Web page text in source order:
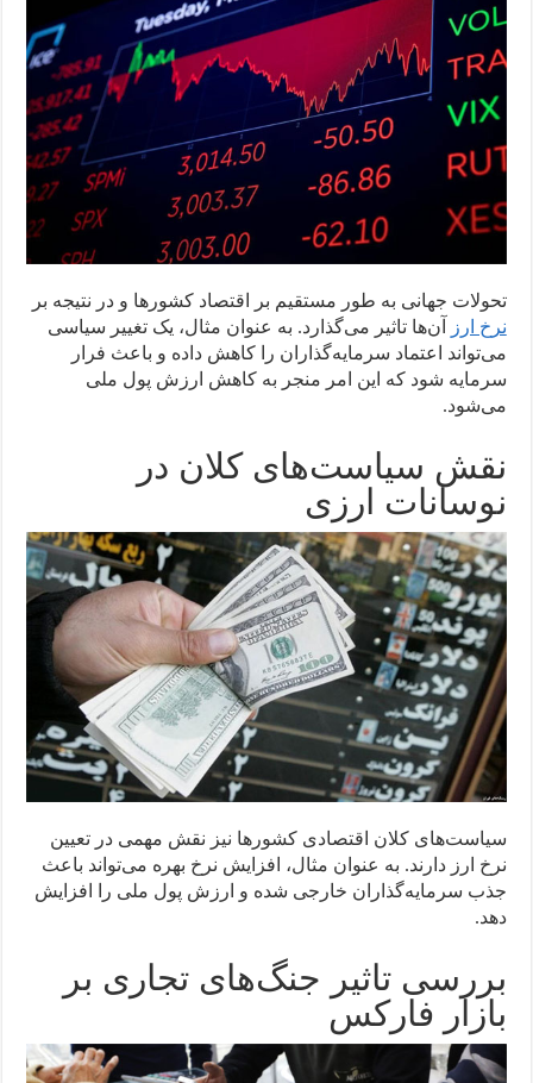
تحولات جهانی به طور مستقیم بر اقتصاد کشورها و در نتیجه بر
نرخ ارز
آن‌ها تاثیر می‌گذارد. به عنوان مثال، یک تغییر سیاسی
می‌تواند اعتماد سرمایه‌گذاران را کاهش داده و باعث فرار
سرمایه شود که این امر منجر به کاهش ارزش پول ملی
می‌شود.
نقش سیاست‌های کلان در
نوسانات ارزی
سیاست‌های کلان اقتصادی کشورها نیز نقش مهمی در تعیین
نرخ ارز دارند. به عنوان مثال، افزایش نرخ بهره می‌تواند باعث
جذب سرمایه‌گذاران خارجی شده و ارزش پول ملی را افزایش
دهد.
بررسی تاثیر جنگ‌های تجاری بر
بازار فارکس